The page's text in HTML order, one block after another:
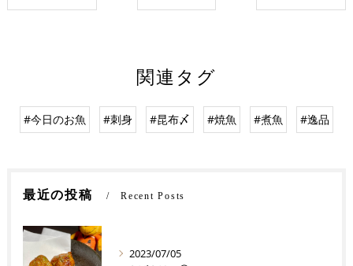
関連タグ
#今日のお魚 #刺身 #昆布〆 #焼魚 #煮魚 #逸品
最近の投稿 Recent Posts
2023/07/05